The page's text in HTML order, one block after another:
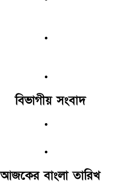
বিভাগীয় সংবাদ
আজকের বাংলা তারিখ